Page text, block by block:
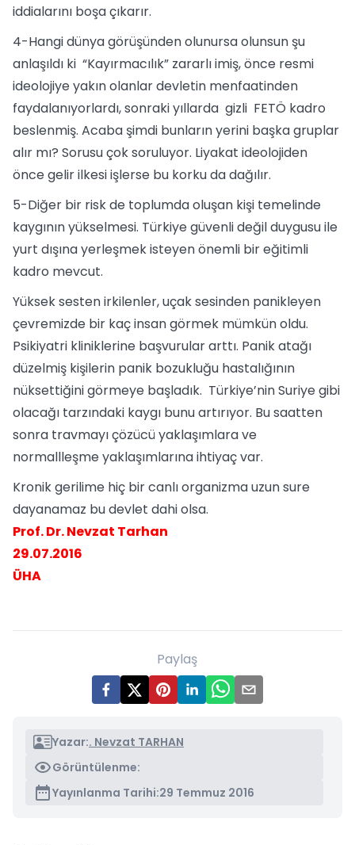
iddialarını boşa çıkarır.
4-Hangi dünya görüşünden olunursa olunsun şu
anlaşıldı ki “Kayırmacılık” zararlı imiş, önce resmi
ideolojiye yakın olanlar devletin menfaatinden
faydalanıyorlardı, sonraki yıllarda gizli FETÖ kadro
beslenmiş. Acaba şimdi bunların yerini başka gruplar
alır mı? Sorusu çok soruluyor. Liyakat ideolojiden
önce gelir ilkesi işlerse bu korku da dağılır.
5-Diğer bir risk de toplumda oluşan kişi temelinde
kaygının yükselmesi. Türkiye güvenli değil duygusu ile
yurt dışına yerleşmek isteyen önemli bir eğitimli
kadro mevcut.
Yüksek sesten irkilenler, uçak sesinden panikleyen
çevremizde bir kaç insan görmek mümkün oldu.
Psikiyatri kliniklerine başvurular arttı. Panik atağı
düzelmiş kişilerin panik bozukluğu hastalığının
nüksettiğini görmeye başladık. Türkiye’nin Suriye gibi
olacağı tarzındaki kaygı bunu artırıyor. Bu saatten
sonra travmayı çözücü yaklaşımlara ve
normallleşme yaklaşımlarına ihtiyaç var.
Kronik gerilime hiç bir canlı organizma uzun sure
dayanamaz bu devlet dahi olsa.
Prof. Dr. Nevzat Tarhan
29.07.2016
ÜHA
Paylaş
Yazar:. Nevzat TARHAN
Görüntülenme:
Yayınlanma Tarihi:29 Temmuz 2016